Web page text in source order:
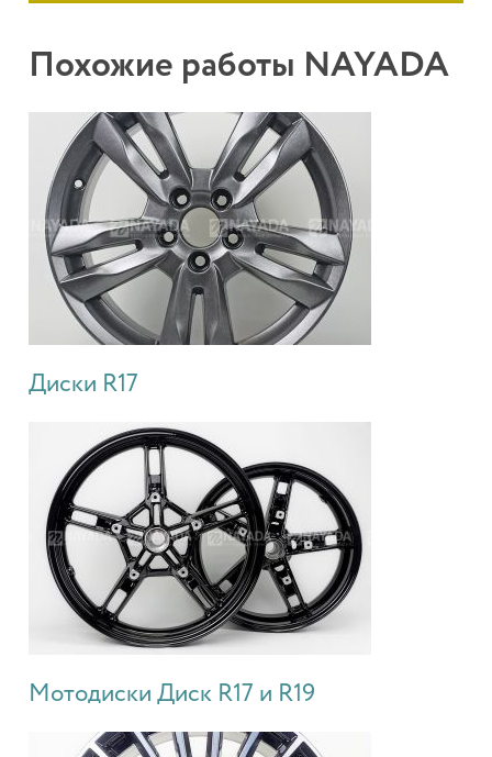
Похожие работы NAYADA
Диски R17
Мотодиски Диск R17 и R19